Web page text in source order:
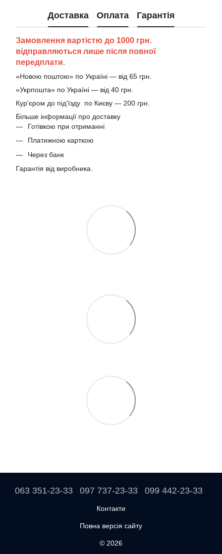
Доставка Оплата Гарантія
Замовлення вартістю до 1000 грн.
відправляються лише після повної
передплати.
«Новою поштою» по Україні — від 65 грн.
«Укрпошта» по Україні — від 40 грн.
Кур'єром до під'їзду по Києву — 200 грн.
Більше інформації про доставку
Готівкою при отриманні
Платижною карткою
Через банк
Гарантія від виробника.
063 351-23-33 097 737-23-33 099 442-23-33
Контакти
Повна версія сайту
© 2026